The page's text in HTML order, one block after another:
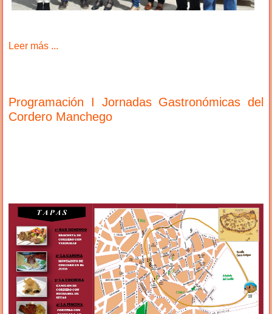
Leer más ...
Programación I Jornadas Gastronómicas del
Cordero Manchego